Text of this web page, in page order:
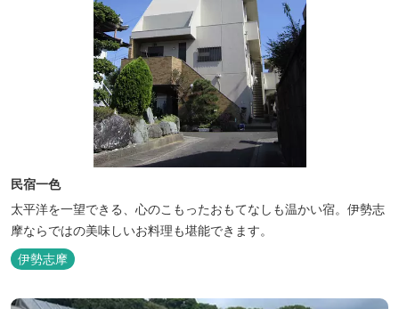
民宿一色
太平洋を一望できる、心のこもったおもてなしも温かい宿。伊勢志
摩ならではの美味しいお料理も堪能できます。
伊勢志摩